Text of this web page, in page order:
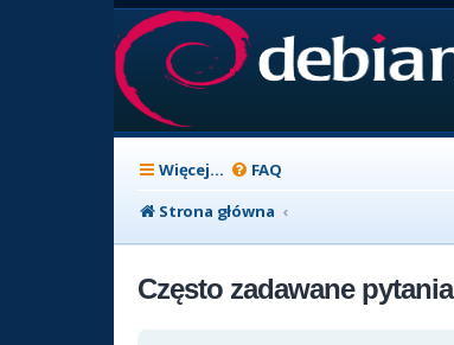
Więcej… FAQ
Strona główna
Często zadawane pytania